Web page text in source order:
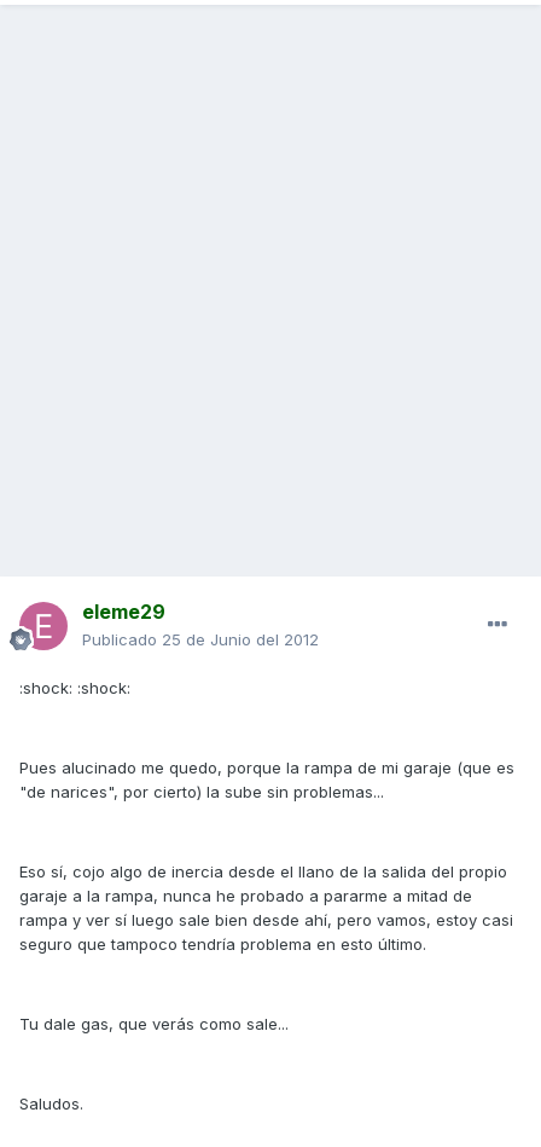
eleme29
Publicado 25 de Junio del 2012
:shock: :shock:
Pues alucinado me quedo, porque la rampa de mi garaje (que es
"de narices", por cierto) la sube sin problemas...
Eso sí, cojo algo de inercia desde el llano de la salida del propio
garaje a la rampa, nunca he probado a pararme a mitad de
rampa y ver sí luego sale bien desde ahí, pero vamos, estoy casi
seguro que tampoco tendría problema en esto último.
Tu dale gas, que verás como sale...
Saludos.